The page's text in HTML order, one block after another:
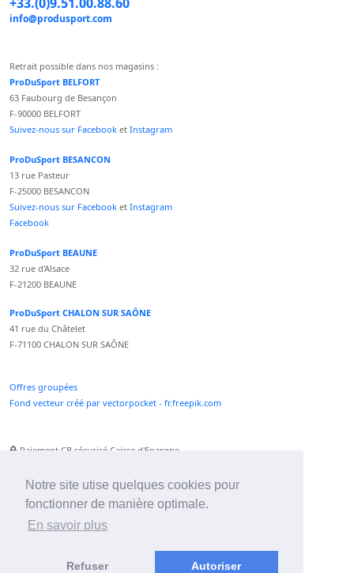
Notre site utise quelques cookies pour
fonctionner de manière optimale.
En savoir plus
Refuser Autoriser
info@produsport.com
Retrait possible dans nos magasins :
ProDuSport BELFORT
63 Faubourg de Besançon
F-90000 BELFORT
Suivez-nous sur Facebook et Instagram
ProDuSport BESANCON
13 rue Pasteur
F-25000 BESANCON
Suivez-nous sur Facebook et Instagram
Facebook
ProDuSport BEAUNE
32 rue d'Alsace
F-21200 BEAUNE
ProDuSport CHALON SUR SAÔNE
41 rue du Châtelet
F-71100 CHALON SUR SAÔNE
Offres groupées
Fond vecteur créé par vectorpocket - fr.freepik.com
Paiement CB sécurisé Caisse d'Epargne
Paiement Paypal accepté